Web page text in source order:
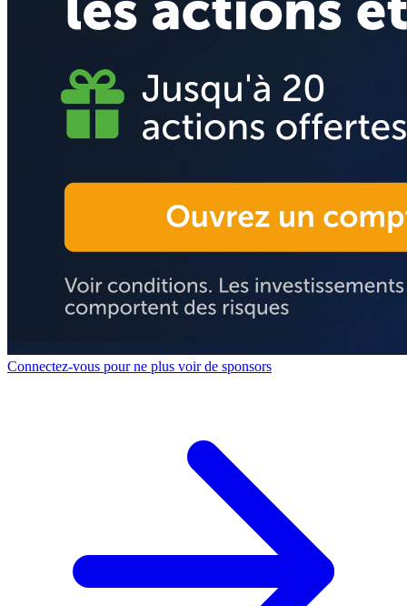
Connectez-vous pour ne plus voir de sponsors